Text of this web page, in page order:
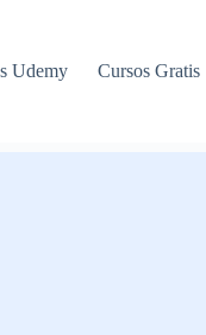
Udemy Cursos Gratis